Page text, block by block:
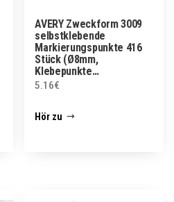
AVERY Zweckform 3009
selbstklebende
Markierungspunkte 416
Stück (Ø8mm,
Klebepunkte…
5.16€
Hör zu